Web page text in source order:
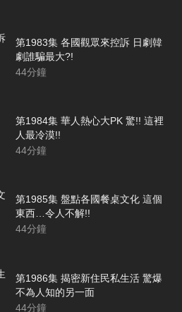
第1983集 各國觀眾來控訴 日劇韓
劇誰騙最大?!
44分鐘
第1984集 華人熱心大PK 驚!! 這裡
人最冷漠!!
44分鐘
第1985集 盤點各國餐桌文化 這個
東西…令人不解!!
44分鐘
第1986集 揭密新住民私生活 驚爆
不為人知的另一面
44分鐘